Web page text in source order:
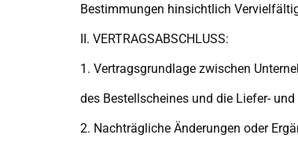
Bestimmungen hinsichtlich
II. VERTRAGSABSCHLUSS:
1. Vertragsgrundlage zwischen
des Bestellscheines und die Liefer-
2. Nachträgliche Änderungen oder